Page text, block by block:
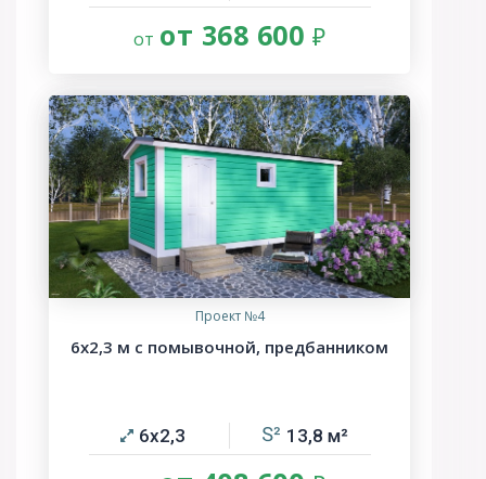
от 368 600
Проект №4
6х2,3 м с помывочной, предбанником
6х2,3 13,8